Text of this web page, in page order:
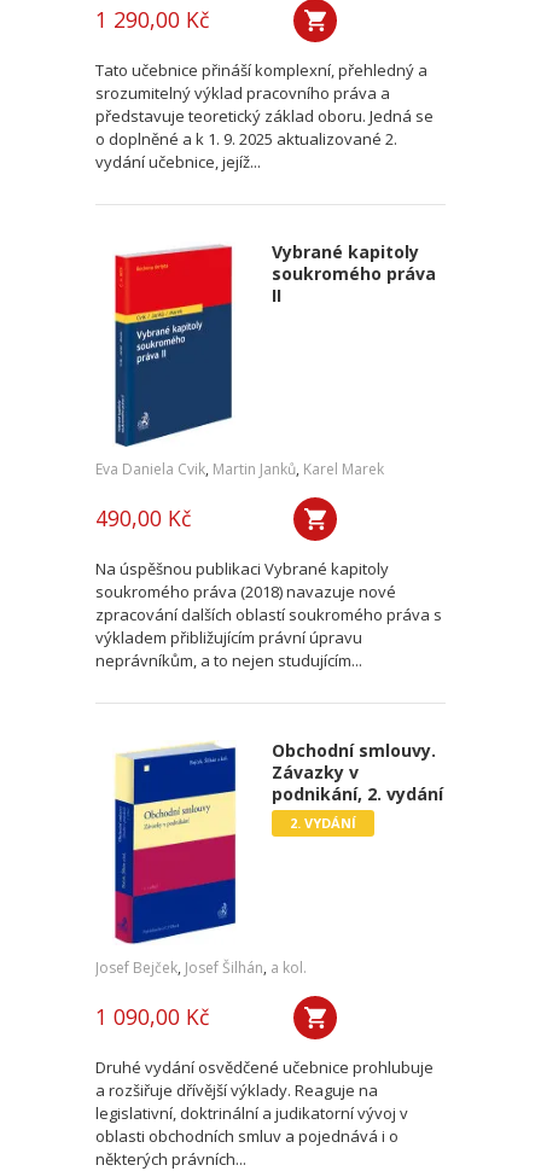
1 290,00 Kč
Tato učebnice přináší komplexní, přehledný a
srozumitelný výklad pracovního práva a
představuje teoretický základ oboru. Jedná se
o doplněné a k 1. 9. 2025 aktualizované 2.
vydání učebnice, jejíž...
Vybrané kapitoly
soukromého práva
II
Eva Daniela Cvik, Martin Janků, Karel Marek
490,00 Kč
Na úspěšnou publikaci Vybrané kapitoly
soukromého práva (2018) navazuje nové
zpracování dalších oblastí soukromého práva s
výkladem přibližujícím právní úpravu
neprávníkům, a to nejen studujícím...
Obchodní smlouvy.
Závazky v
podnikání, 2. vydání
2. VYDÁNÍ
Josef Bejček, Josef Šilhán, a kol.
1 090,00 Kč
Druhé vydání osvědčené učebnice prohlubuje
a rozšiřuje dřívější výklady. Reaguje na
legislativní, doktrinální a judikatorní vývoj v
oblasti obchodních smluv a pojednává i o
některých právních...